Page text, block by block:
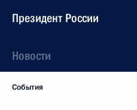
Президент России
Новости
События